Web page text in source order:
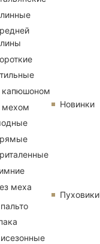
капюшоном
мехом
меха
Новинки
Пуховики